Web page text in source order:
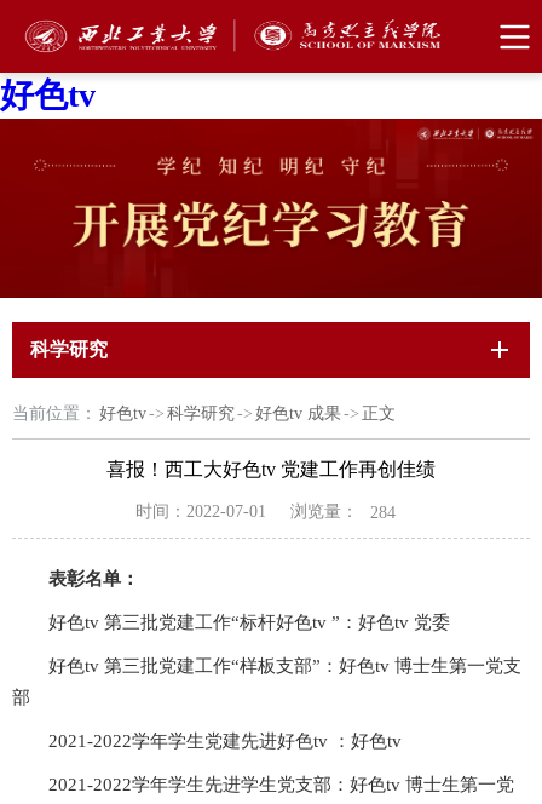
好色tv
科学研究
当前位置： 好色tv-> 科学研究-> 好色tv 成果 -> 正文
喜报！西工大好色tv 党建工作再创佳绩
时间：2022-07-01 浏览量： 284
表彰名单：
好色tv 第三批党建工作“标杆好色tv ”：好色tv 党委
好色tv 第三批党建工作“样板支部”：好色tv 博士生第一党支
部
2021-2022学年学生党建先进好色tv ：好色tv
2021-2022学年学生先进学生党支部：好色tv 博士生第一党